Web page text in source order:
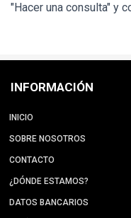
"Hacer una consulta" y
INFORMACIÓN
INICIO
SOBRE NOSOTROS
CONTACTO
¿DÓNDE ESTAMOS?
DATOS BANCARIOS